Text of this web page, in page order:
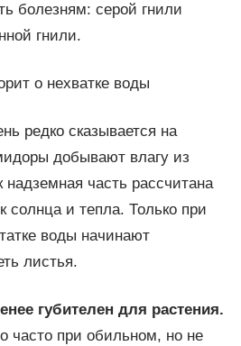
болезням: серой гнили
гнили.
о нехватке воды
редко сказывается на
добывают влагу из
надземная часть рассчитана
солнца и тепла. Только при
воды начинают
листья.
губителен для растения.
часто при обильном, но не